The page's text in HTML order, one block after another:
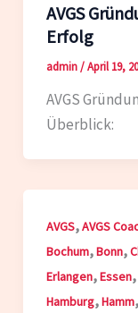
AVGS
Erfolg
admin/April 19,
AVGS
Überblick:
AVGS,AVGS
Bochum,Bonn,
Erlangen,Essen,
Hamburg,Hamm,